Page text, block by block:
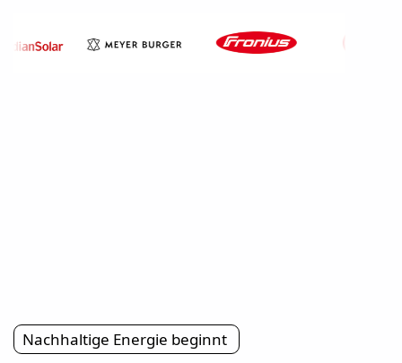
Nachhaltige Energie beginnt